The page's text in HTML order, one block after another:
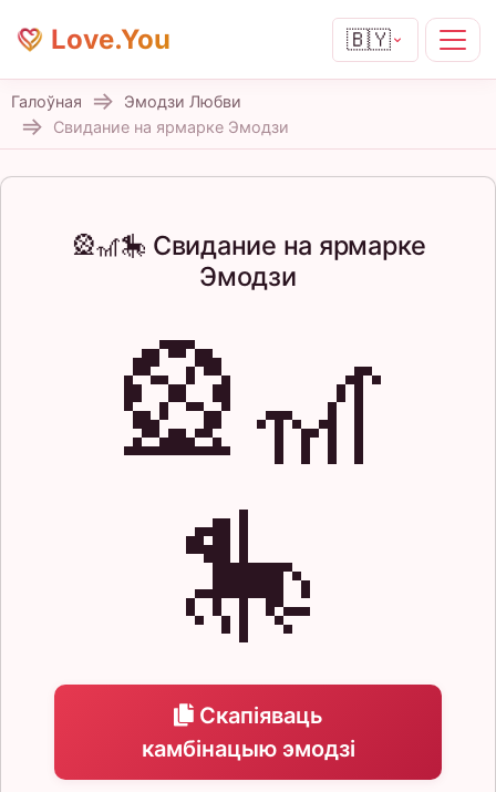
Love.You 🇧🇾
Галоўная
Эмодзи Любви
Свидание на ярмарке Эмодзи
🎡🎢🎠 Свидание на ярмарке
Эмодзи
🎡🎢
🎠
Скапіяваць
камбінацыю эмодзі